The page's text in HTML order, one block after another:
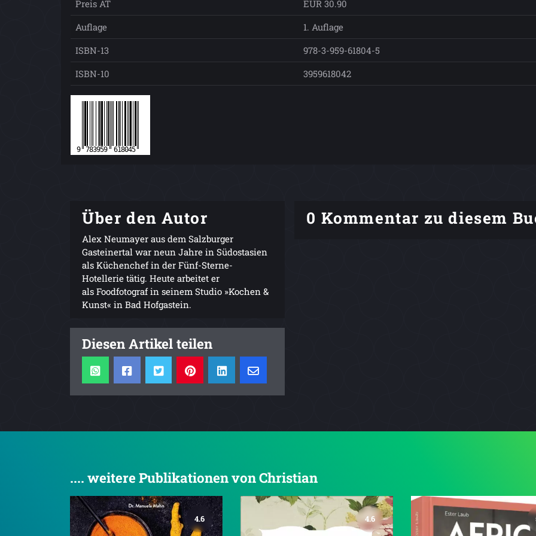
Preis AT
EUR 30.90
Auflage
1. Auflage
ISBN-13
978-3-959-61804-5
ISBN-10
3959618042
Über den Autor
Alex Neumayer aus dem Salzburger
Gasteinertal war neun Jahre in Südostasien
als Küchenchef in der Fünf-Sterne-
Hotellerie tätig. Heute arbeitet er
als Foodfotograf in seinem Studio »Kochen &
Kunst« in Bad Hofgastein.
Diesen Artikel teilen
0 Kommentar zu diesem
.... weitere Publikationen von Christian
4.6 4.6